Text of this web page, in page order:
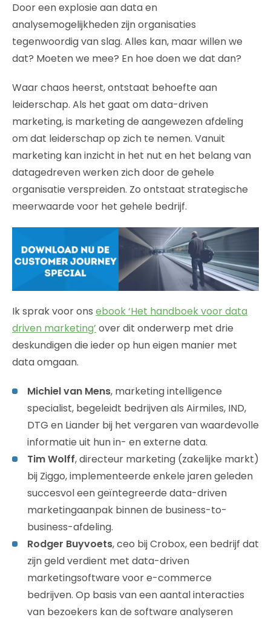
Door een explosie aan data en
analysemogelijkheden zijn organisaties
tegenwoordig van slag. Alles kan, maar willen we
dat? Moeten we mee? En hoe doen we dat dan?
Waar chaos heerst, ontstaat behoefte aan
leiderschap. Als het gaat om data-driven
marketing, is marketing de aangewezen afdeling
om dat leiderschap op zich te nemen. Vanuit
marketing kan inzicht in het nut en het belang van
datagedreven werken zich door de gehele
organisatie verspreiden. Zo ontstaat strategische
meerwaarde voor het gehele bedrijf.
Ik sprak voor ons ebook ‘Het handboek voor data
driven marketing’ over dit onderwerp met drie
deskundigen die ieder op hun eigen manier met
data omgaan.
Michiel van Mens, marketing intelligence
specialist, begeleidt bedrijven als Airmiles, IND,
DTG en Liander bij het vergaren van waardevolle
informatie uit hun in- en externe data.
Tim Wolff, directeur marketing (zakelijke markt)
bij Ziggo, implementeerde enkele jaren geleden
succesvol een geïntegreerde data-driven
marketingaanpak binnen de business-to-
business-afdeling.
Rodger Buyvoets, ceo bij Crobox, een bedrijf dat
zijn geld verdient met data-driven
marketingsoftware voor e-commerce
bedrijven. Op basis van een aantal interacties
van bezoekers kan de software analyseren